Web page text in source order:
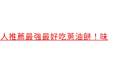
人推薦最強最好吃蔥油餅！味